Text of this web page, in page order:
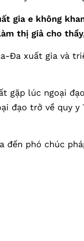
gia e không
thị giả cho
Đa xuất gia và
gặp lúc ngoại
đạo trở về quy
đến phó chúc